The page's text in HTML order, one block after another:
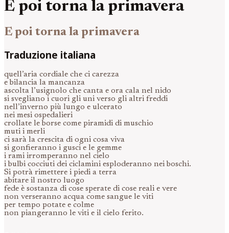
E poi torna la primavera
E poi torna la primavera
Traduzione italiana
quell’aria cordiale che ci carezza
e bilancia la mancanza
ascolta l’usignolo che canta e ora cala nel nido
si svegliano i cuori gli uni verso gli altri freddi
nell’inverno più lungo e ulcerato
nei mesi ospedalieri
crollate le borse come piramidi di muschio
muti i merli
ci sarà la crescita di ogni cosa viva
si gonfieranno i gusci e le gemme
i rami irromperanno nel cielo
i bulbi cocciuti dei ciclamini esploderanno nei boschi.
Si potrà rimettere i piedi a terra
abitare il nostro luogo
fede è sostanza di cose sperate di cose reali e vere
non verseranno acqua come sangue le viti
per tempo potate e colme
non piangeranno le viti e il cielo ferito.